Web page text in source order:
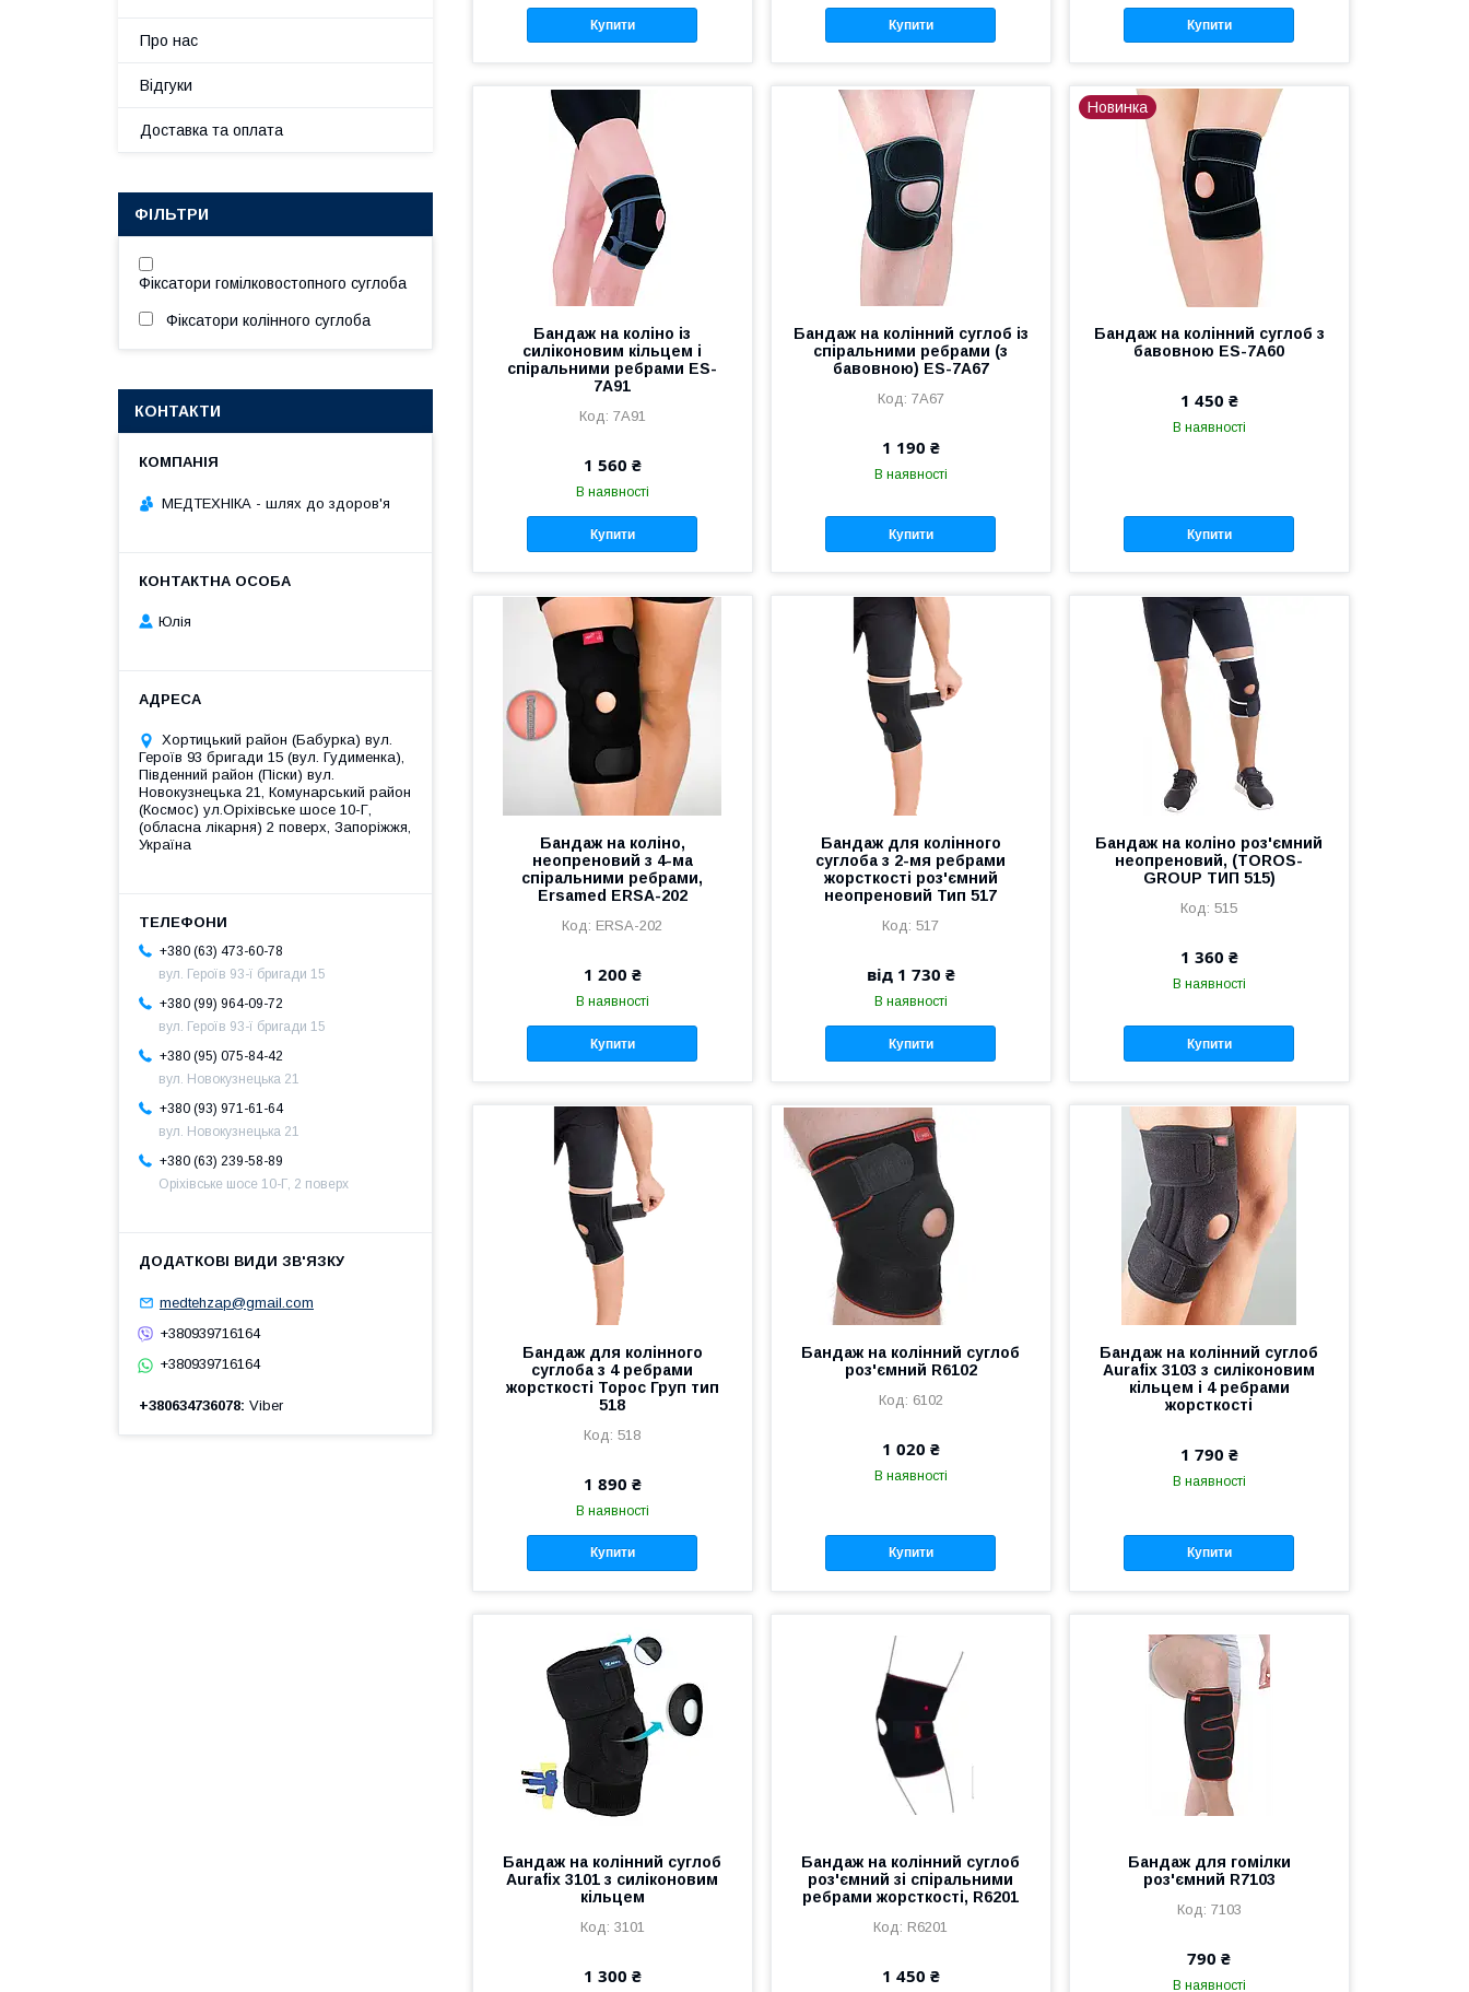
Купити Купити Купити
Бандаж на коліно із
силіконовим кільцем і
спіральними ребрами ES-
7A91
7A91
1 560 ₴
В наявності
Купити
Бандаж на колінний суглоб із
спіральними ребрами (з
бавовною) ES-7A67
7А67
1 190 ₴
В наявності
Купити
Новинка
Бандаж на колінний суглоб з
бавовною ES-7A60
1 450 ₴
В наявності
Купити
Бандаж на коліно,
неопреновий з 4-ма
спіральними ребрами,
Ersamed ERSA-202
ERSA-202
1 200 ₴
В наявності
Купити
Бандаж для колінного
суглоба з 2-мя ребрами
жорсткості роз'ємний
неопреновий Тип 517
517
від 1 730 ₴
В наявності
Купити
Бандаж на коліно роз'ємний
неопреновий, (TOROS-
GROUP ТИП 515)
515
1 360 ₴
В наявності
Купити
Бандаж для колінного
суглоба з 4 ребрами
жорсткості Торос Груп тип
518
518
1 890 ₴
В наявності
Купити
Бандаж на колінний суглоб
роз'ємний R6102
6102
1 020 ₴
В наявності
Купити
Бандаж на колінний суглоб
Aurafix 3103 з силіконовим
кільцем і 4 ребрами
жорсткості
1 790 ₴
В наявності
Купити
Бандаж на колінний суглоб
Aurafix 3101 з силіконовим
кільцем
3101
1 300 ₴
Бандаж на колінний суглоб
роз'ємний зі спіральними
ребрами жорсткості, R6201
R6201
1 450 ₴
Бандаж для гомілки
роз'ємний R7103
7103
790 ₴
В наявності
Про нас
Відгуки
Доставка та оплата
ФІЛЬТРИ
Фіксатори гомілковостопного суглоба
Фіксатори колінного суглоба
КОНТАКТИ
МЕДТЕХНІКА - шлях до здоров'я
Юлія
Хортицький район (Бабурка) вул.
Героїв 93 бригади 15 (вул. Гудименка),
Південний район (Піски) вул.
Новокузнецька 21, Комунарський район
(Космос) ул.Оріхівське шосе 10-Г,
(обласна лікарня) 2 поверх, Запоріжжя,
Україна
+380 (63) 473-60-78
вул. Героїв 93-ї бригади 15
+380 (99) 964-09-72
вул. Героїв 93-ї бригади 15
+380 (95) 075-84-42
вул. Новокузнецька 21
+380 (93) 971-61-64
вул. Новокузнецька 21
+380 (63) 239-58-89
Оріхівське шосе 10-Г, 2 поверх
medtehzap@gmail.com
+380939716164
+380939716164
+380634736078 Viber